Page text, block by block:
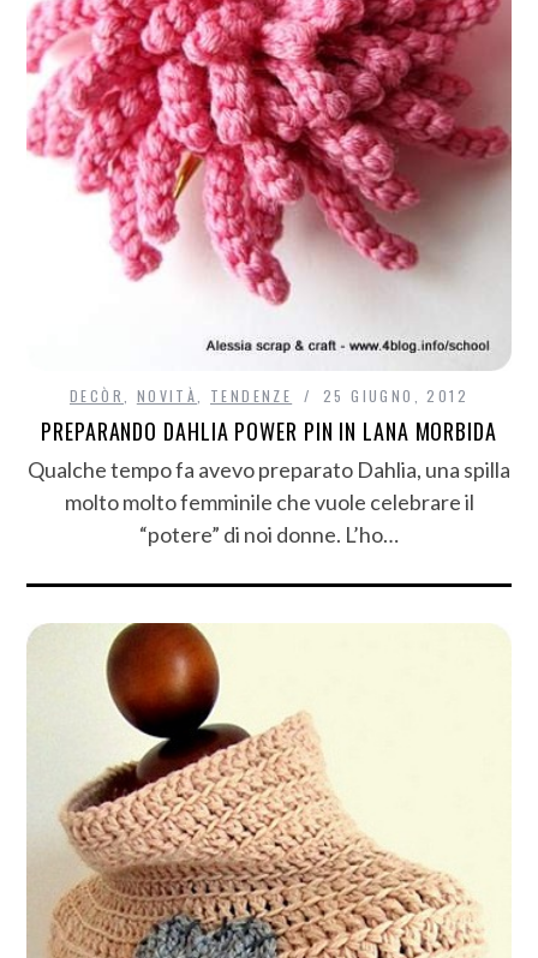
DECÒR NOVITÀ TENDENZE 25 GIUGNO, 2012
PREPARANDO DAHLIA POWER PIN IN LANA MORBIDA
Qualche tempo fa avevo preparato Dahlia, una spilla
molto molto femminile che vuole celebrare il
“potere” di noi donne. L’ho…